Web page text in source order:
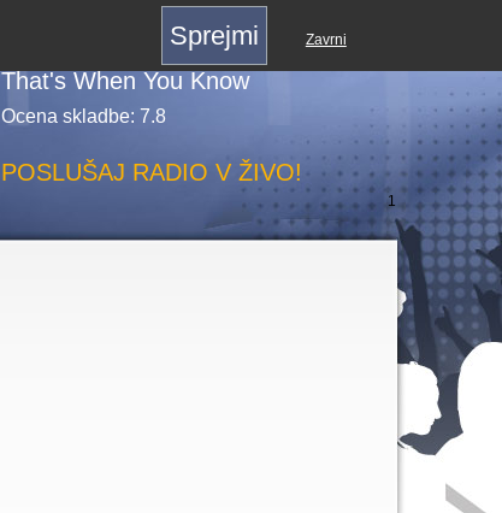
Sprejmi Zavrni
Kygo, Carter Faith
That's When You Know
Ocena skladbe: 7.8
POSLUŠAJ RADIO V ŽIVO!
1